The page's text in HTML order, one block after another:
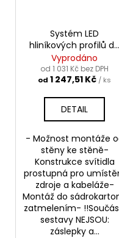
Systém LED
hliníkových profilů do
sádrokartonu 3035-
KOZE |stříbrná anoda
Vyprodáno
od 1 031 Kč bez DPH
od 1 247,51 Kč / ks
DETAIL
- Možnost montáže
stěny ke stěně-
Konstrukce svítidla
prostupná pro
zdroje a kabeláže-
Montáž do
zatmelením-
sestavy NEJSOU:
záslepky a...